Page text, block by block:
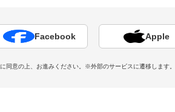
Facebook Apple
に同意の上、お進みください。 ※外部のサービスに遷移します。